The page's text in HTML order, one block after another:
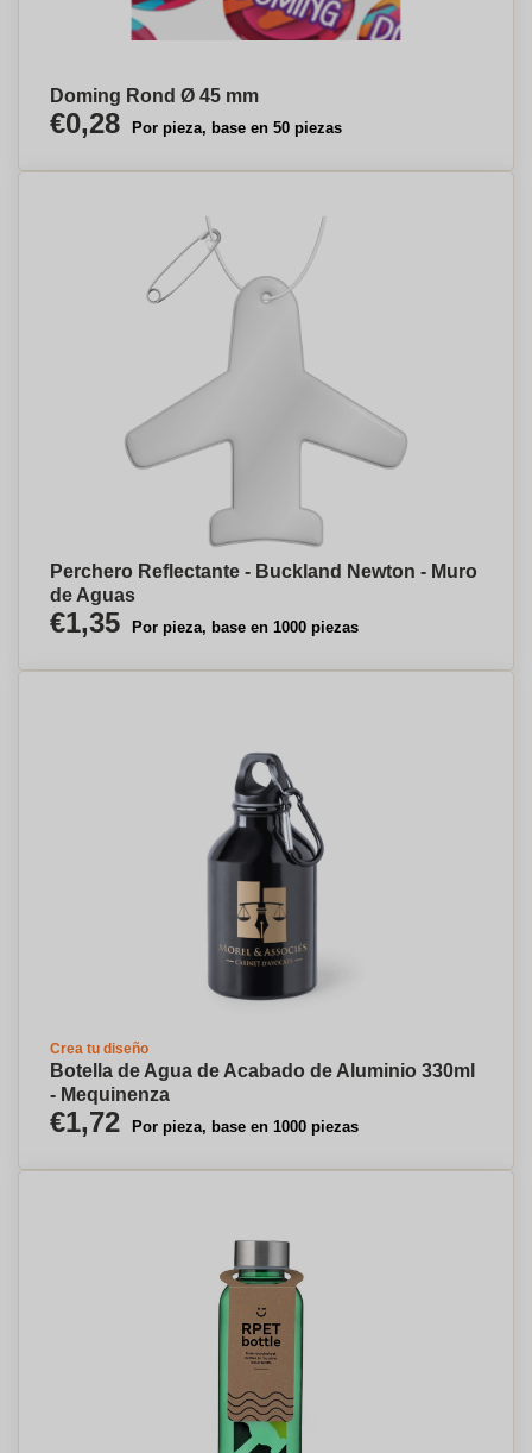
Doming Rond Ø 45 mm
€0,28 Por pieza, base en 50 piezas
Perchero Reflectante - Buckland Newton - Muro
de Aguas
€1,35 Por pieza, base en 1000 piezas
Crea tu diseño
Botella de Agua de Acabado de Aluminio 330ml
- Mequinenza
€1,72 Por pieza, base en 1000 piezas